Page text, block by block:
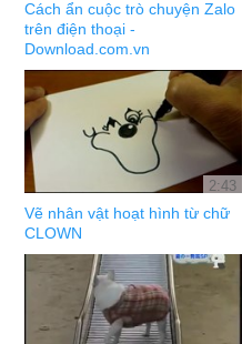
Cách ẩn cuộc trò chuyện Zalo
trên điện thoại -
Download.com.vn
2:43
Vẽ nhân vật hoạt hình từ chữ
CLOWN